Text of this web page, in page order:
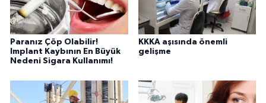
Paranız Çöp Olabilir!
Implant Kaybının En Büyük
Nedeni Sigara Kullanımı!
KKKA aşısında önemli
gelişme